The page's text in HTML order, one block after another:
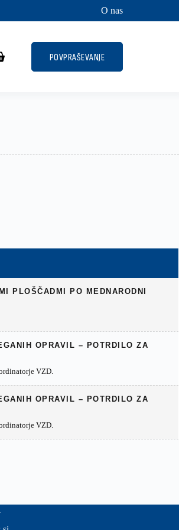
O nas
POVPRAŠEVANJE
PLOŠČADMI PO MEDNARODNI
OPRAVIL – POTRDILO ZA
VZD.
OPRAVIL – POTRDILO ZA
VZD.